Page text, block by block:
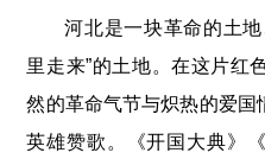
河北是一块革命的土
里走来”的土地。在这片红
然的革命气节与炽热的爱国
英雄赞歌。《开国大典》